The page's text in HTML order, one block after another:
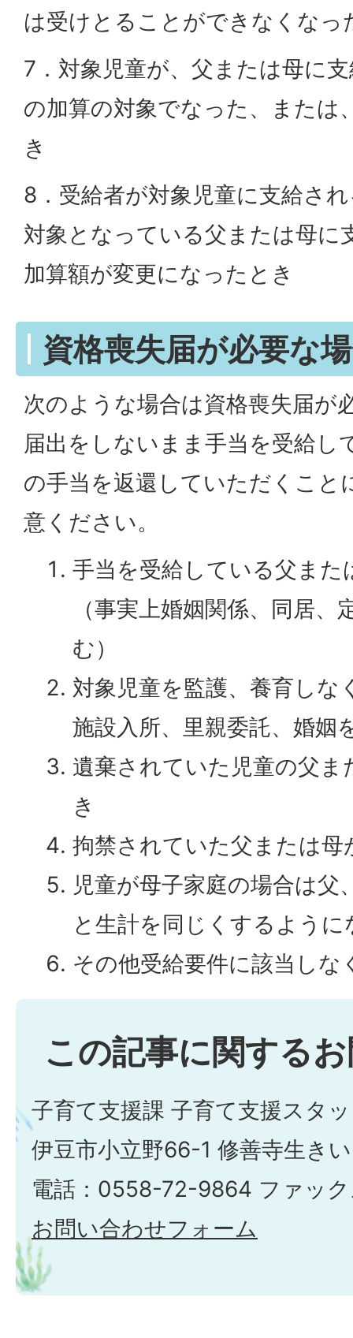
は受けとることができなくなっ
7．対象児童が、父または母に
の加算の対象でなった、または
き
8．受給者が対象児童に支給さ
対象となっている父または母に
加算額が変更になったとき
資格喪失届が必要な
次のような場合は資格喪失届が
届出をしないまま手当を受給し
の手当を返還していただくこと
意ください。
手当を受給している父また
（事実上婚姻関係、同居
む）
対象児童を監護、養育しな
施設入所、里親委託、婚姻
遺棄されていた児童の父
き
拘禁されていた父または母
児童が母子家庭の場合は父
と生計を同じくするよう
その他受給要件に該当しな
この記事に関する
子育て支援課 子育て支援スタ
伊豆市小立野66-1 修善寺生き
電話：0558-72-9864 ファッ
お問い合わせフォーム